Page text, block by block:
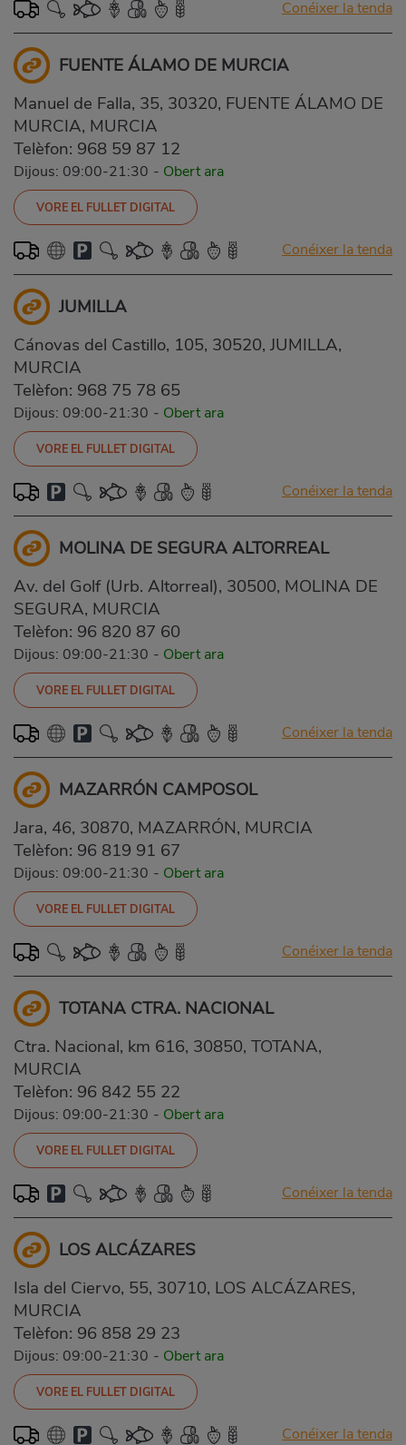
Conéixer la tenda
FUENTE ÁLAMO DE MURCIA
Manuel de Falla, 35, 30320, FUENTE ÁLAMO DE
MURCIA, MURCIA
Telèfon: 968 59 87 12
Dijous: 09:00-21:30 - Obert ara
VORE EL FULLET DIGITAL
Conéixer la tenda
JUMILLA
Cánovas del Castillo, 105, 30520, JUMILLA,
MURCIA
Telèfon: 968 75 78 65
Dijous: 09:00-21:30 - Obert ara
VORE EL FULLET DIGITAL
Conéixer la tenda
MOLINA DE SEGURA ALTORREAL
Av. del Golf (Urb. Altorreal), 30500, MOLINA DE
SEGURA, MURCIA
Telèfon: 96 820 87 60
Dijous: 09:00-21:30 - Obert ara
VORE EL FULLET DIGITAL
Conéixer la tenda
MAZARRÓN CAMPOSOL
Jara, 46, 30870, MAZARRÓN, MURCIA
Telèfon: 96 819 91 67
Dijous: 09:00-21:30 - Obert ara
VORE EL FULLET DIGITAL
Conéixer la tenda
TOTANA CTRA. NACIONAL
Ctra. Nacional, km 616, 30850, TOTANA,
MURCIA
Telèfon: 96 842 55 22
Dijous: 09:00-21:30 - Obert ara
VORE EL FULLET DIGITAL
Conéixer la tenda
LOS ALCÁZARES
Isla del Ciervo, 55, 30710, LOS ALCÁZARES,
MURCIA
Telèfon: 96 858 29 23
Dijous: 09:00-21:30 - Obert ara
VORE EL FULLET DIGITAL
Conéixer la tenda